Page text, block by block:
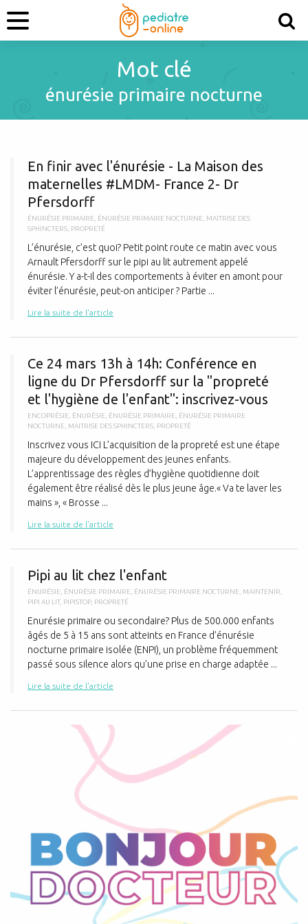
Mot clé
énurésie primaire nocturne
En finir avec l'énurésie - La Maison des
maternelles #LMDM- France 2- Dr
Pfersdorff
ÉNURÉSIE PRIMAIRE ÉNURÉSIE PRIMAIRE NOCTURNE
MAITRISE DES
SPHINCTERS PROPRETÉ
L’énurésie, c’est quoi? Petit point route ce matin avec vous
Arnault Pfersdorff sur le pipi au lit autrement appelé
énurésie. Y a-t-il des comportements à éviter en amont pour
éviter l’énurésie, peut-on anticiper ? Partie ...
Lire la suite de l'article
Ce 24 mars 13h à 14h: Conférence en
ligne du Dr Pfersdorff sur la "propreté
et l'hygiène de l'enfant": inscrivez-vous
ENCOPRÉSIE ÉNURÉSIE ÉNURÉSIE PRIMAIRE
ÉNURÉSIE PRIMAIRE
NOCTURNE
MAITRISE DES SPHINCTERS PROPRETÉ
Inscrivez vous ICI L’acquisition de la propreté est une étape
majeure du développement des jeunes enfants.
L’apprentissage des règles d’hygiène quotidienne doit
également être réalisé dès le plus jeune âge.« Va te laver les
mains », « Brosse ...
Lire la suite de l'article
Pipi au lit chez l'enfant
ÉNURÉSIE ÉNURÉSIE PRIMAIRE ÉNURÉSIE PRIMAIRE NOCTURNE MAINTENIR
PIPI AU LIT, PIPISTOP, PROPRETÉ
Enurésie primaire ou secondaire? Plus de 500.000 enfants
âgés de 5 à 15 ans sont atteints en France d’énurésie
nocturne primaire isolée (ENPI), un problème fréquemment
passé sous silence alors qu’une prise en charge adaptée ...
Lire la suite de l'article